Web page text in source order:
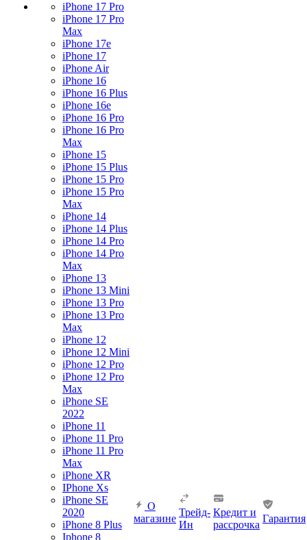
iPhone 17 Pro
iPhone 17 Pro
Max
iPhone 17e
iPhone 17
iPhone Air
iPhone 16
iPhone 16 Plus
iPhone 16e
iPhone 16 Pro
iPhone 16 Pro
Max
iPhone 15
iPhone 15 Plus
iPhone 15 Pro
iPhone 15 Pro
Max
iPhone 14
iPhone 14 Plus
iPhone 14 Pro
iPhone 14 Pro
Max
iPhone 13
iPhone 13 Mini
iPhone 13 Pro
iPhone 13 Pro
Max
iPhone 12
iPhone 12 Mini
iPhone 12 Pro
iPhone 12 Pro
Max
iPhone SE
2022
iPhone 11
iPhone 11 Pro
iPhone 11 Pro
Max
iPhone XR
IPhone Xs
iPhone SE
2020
iPhone 8 Plus
Iphone 8
О
магазине
Трейд-
Ин
Кредит и
рассрочка
Гарантия